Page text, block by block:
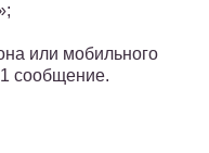
или мобильного
сообщение.